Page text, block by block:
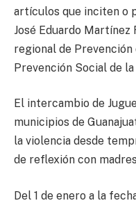
artículos que inciten o
José Eduardo
regional de
Prevención Social de
El intercambio de
municipios de
la violencia desde
de reflexión con
Del 1 de enero a la